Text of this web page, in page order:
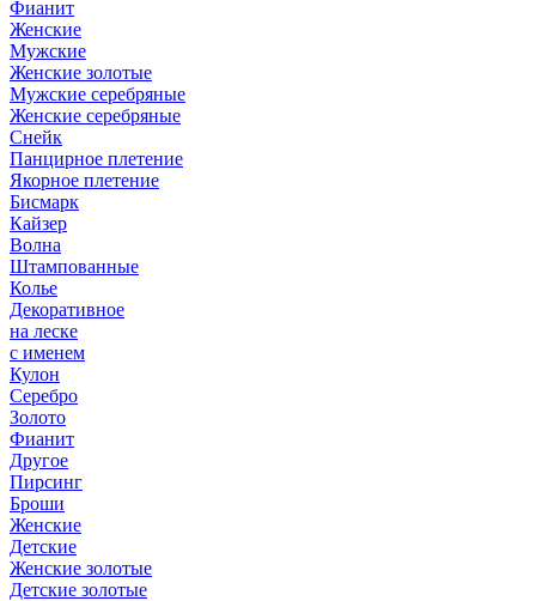
Фианит
Женские
Мужские
Женские золотые
Мужские серебряные
Женские серебряные
Снейк
Панцирное плетение
Якорное плетение
Бисмарк
Кайзер
Волна
Штампованные
Колье
Декоративное
на леске
с именем
Кулон
Серебро
Золото
Фианит
Другое
Пирсинг
Броши
Женские
Детские
Женские золотые
Детские золотые